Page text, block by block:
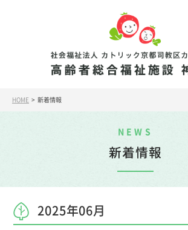
HOME > 新着情報
NEWS
新着情報
2025年06月